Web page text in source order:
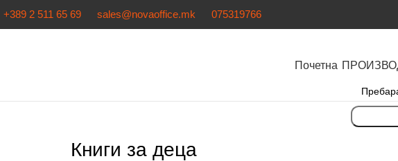
+389 2 511 65 69 sales@novaoffice.mk 075319766
Почетна
Книги за деца